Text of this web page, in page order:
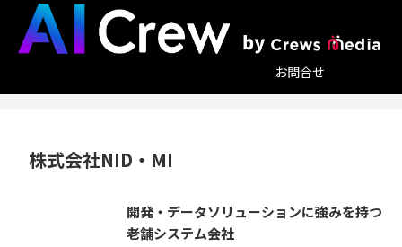
お問合せ
株式会社NID・MI
開発・データソリューションに強みを持つ
老舗システム会社